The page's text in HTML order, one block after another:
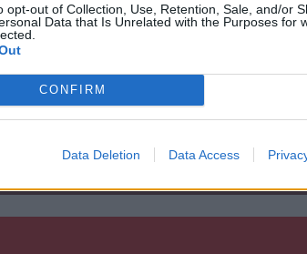
opt-out of Collection, Use, Retention, Sale, and/or
Data that Is Unrelated with the Purposes for
CONFIRM
Data Deletion Data Access
visszaszorításában a